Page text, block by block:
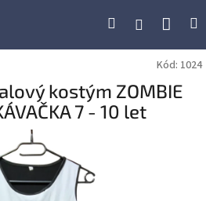
Hledat Přihlášení
Kód: 1024
kostým ZOMBIE
7 - 10 let